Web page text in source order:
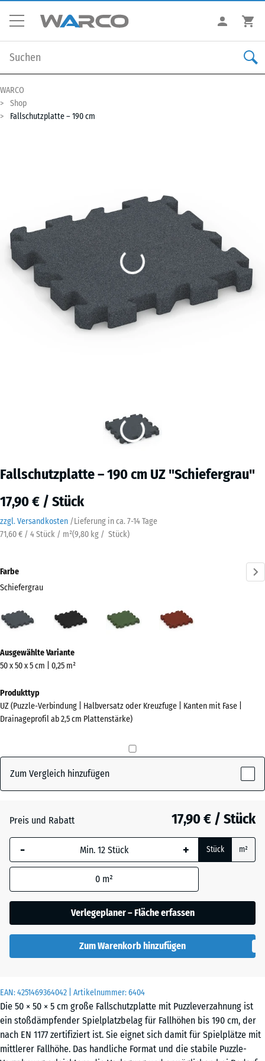
WARCO
Shop
Fallschutzplatte – 190 cm
Fallschutzplatte – 190 cm UZ "Schiefergrau"
17,90 € / Stück
zzgl. Versandkosten /Lieferung in ca. 7-14 Tage
71,60 € / 4 Stück / m²(9,80 kg / Stück)
EAN:4251469364042 | Artikelnummer:6404
Die 50 × 50 × 5 cm große Fallschutzplatte mit Puzzleverzahnung ist
ein stoßdämpfender Spielplatzbelag für Fallhöhen bis 190 cm, der
nach EN 1177 zertifiziert ist. Sie eignet sich damit für Spielplätze mit
mittlerer Fallhöhe. Das handliche Format und die stabile Puzzle-
Farbe
Schiefergrau
Schiefergrau
(active)
Informationen
zu
Farben?
Farbpalette
(active)
Grasgrün + 0,60 €
Ziegelrot
Ausgewählte Variante
50 x 50 x 5 cm | 0,25 m²
Produkttyp
UZ (Puzzle-Verbindung | Halbversatz oder Kreuzfuge | Kanten mit Fase |
Drainageprofil ab 2,5 cm Plattenstärke)
Zum Vergleich hinzufügen
Preis und Rabatt 17,90 € / Stück
- + Stück m²
0 m²
Verlegeplaner – Fläche erfassen
Zum Warenkorb hinzufügen